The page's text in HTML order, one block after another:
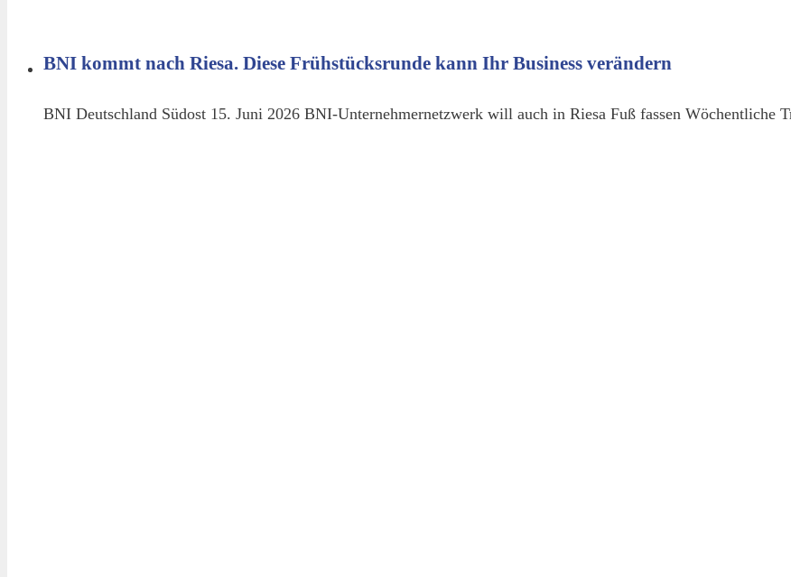
BNI kommt nach Riesa. Diese Frühstücksrunde kann Ihr Business verändern
BNI Deutschland Südost 15. Juni 2026 BNI-Unternehmernetzwerk will auch in Riesa Fuß fassen